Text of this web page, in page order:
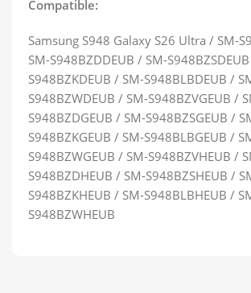
Compatible:
Samsung S948 Galaxy S26 Ultra / SM-
SM-S948BZDDEUB / SM-
S948BZKDEUB / SM-S948BLBDEUB /
S948BZWDEUB / SM-S948BZVGEUB /
S948BZDGEUB / SM-S948BZSGEUB /
S948BZKGEUB / SM-S948BLBGEUB /
S948BZWGEUB / SM-S948BZVHEUB /
S948BZDHEUB / SM-S948BZSHEUB /
S948BZKHEUB / SM-S948BLBHEUB /
S948BZWHEUB